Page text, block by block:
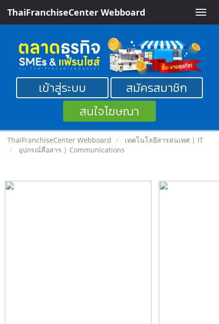
Toggle
ThaiFranchiseCenter Webboard
เข้าสู่ระบบ
สมัครสมาชิก
สนใจโฆษณา
ThaiFranchiseCenter Webboard
เทคโนโลยีสารสนเทศ | IT
อุปกรณ์สื่อสาร | Communications